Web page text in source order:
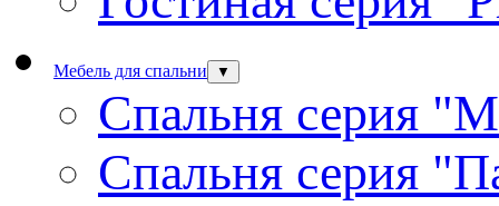
Мебель для спальни ▼
Спальня серия
Спальня серия